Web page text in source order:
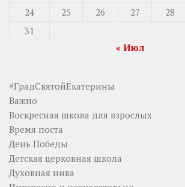
24
25 26 27 28
31
« Июл
#ГрадСвятойЕкатерины
Важно
Воскресная школа для взрослых
Время поста
День Победы
Детская церковная школа
Духовная нива